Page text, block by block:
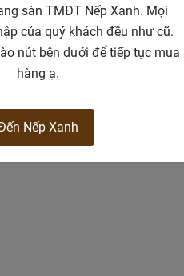
sàn TMĐT Nếp Xanh. Mọi
của quý khách đều như cũ.
nút bên dưới để tiếp tục mua
hàng ạ.
Nếp Xanh